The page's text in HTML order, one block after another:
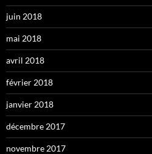
juin 2018
mai 2018
avril 2018
février 2018
janvier 2018
décembre 2017
novembre 2017